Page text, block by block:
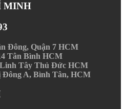
MINH
Ðông, Quận 7 HCM
Tân Bình HCM
Tây Thủ Đức HCM
Đông A, Bình Tân, HCM